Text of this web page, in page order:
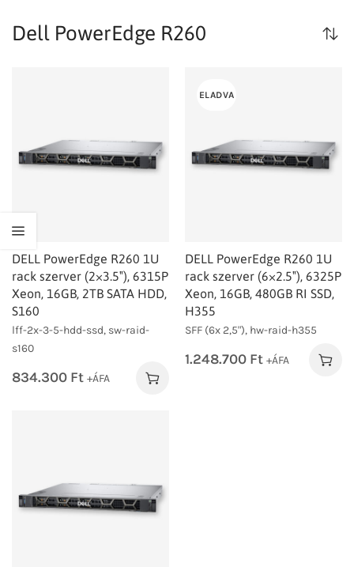
Dell PowerEdge R260
DELL PowerEdge R260 1U
rack szerver (2×3.5″), 6315P
Xeon, 16GB, 2TB SATA HDD,
S160
lff-2x-3-5-hdd-ssd, sw-raid-
s160
834.300 Ft +ÁFA
ELADVA
DELL PowerEdge R260 1U
rack szerver (6×2.5″), 6325P
Xeon, 16GB, 480GB RI SSD,
H355
SFF (6x 2,5"), hw-raid-h355
1.248.700 Ft +ÁFA